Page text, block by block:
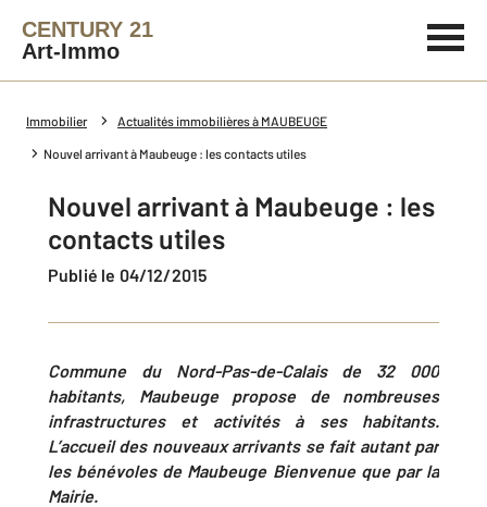
CENTURY 21
Art-Immo
Immobilier Actualités immobilières à MAUBEUGE
Nouvel arrivant à Maubeuge : les contacts utiles
Nouvel arrivant à Maubeuge : les
contacts utiles
Publié le 04/12/2015
Commune du Nord-Pas-de-Calais de 32 000
habitants, Maubeuge propose de nombreuses
infrastructures et activités à ses habitants.
L’accueil des nouveaux arrivants se fait autant par
les bénévoles de Maubeuge Bienvenue que par la
Mairie.